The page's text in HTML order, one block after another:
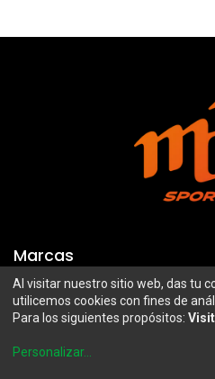
Marcas
Troy Lee Designs
100%
Airoh
Al visitar nuestro sitio web, das tu
utilicemos cookies con fines de
Para los siguientes propósitos:
Personalizar...